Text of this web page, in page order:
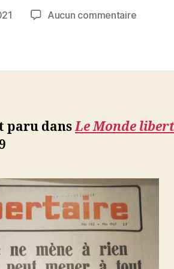
N
b
Aucun commentairesur
d’Algérie
paru dansLe Monde